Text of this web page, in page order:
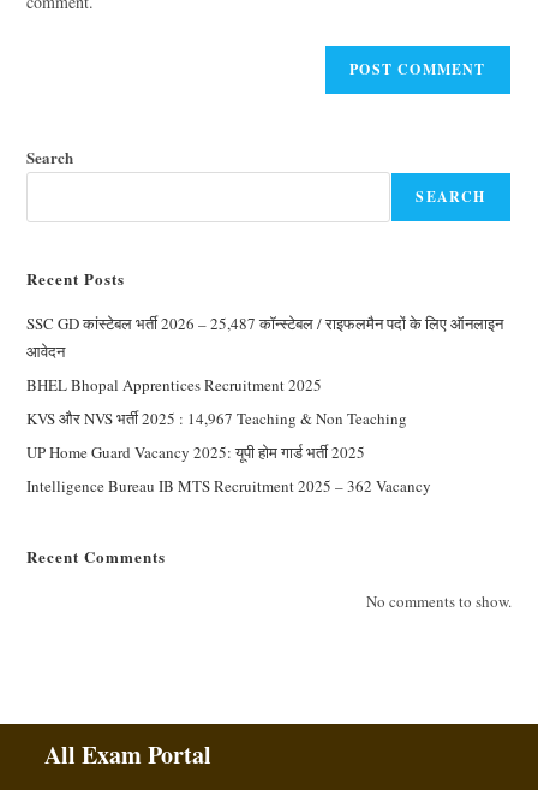
Search
SEARCH
Recent Posts
SSC GD कांस्टेबल भर्ती 2026 – 25,487 कॉन्स्टेबल / राइफलमैन पदों के लिए ऑनलाइन
आवेदन
BHEL Bhopal Apprentices Recruitment 2025
KVS और NVS भर्ती 2025 : 14,967 Teaching & Non Teaching
UP Home Guard Vacancy 2025: यूपी होम गार्ड भर्ती 2025
Intelligence Bureau IB MTS Recruitment 2025 – 362 Vacancy
Recent Comments
No comments to show.
All Exam Portal